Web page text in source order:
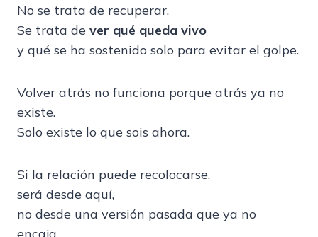
No se trata de recuperar.
Se trata de ver qué queda vivo
y qué se ha sostenido solo para evitar el golpe.
Volver atrás no funciona porque atrás ya no
existe.
Solo existe lo que sois ahora.
Si la relación puede recolocarse,
será desde aquí,
no desde una versión pasada que ya no